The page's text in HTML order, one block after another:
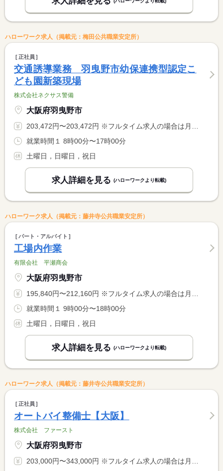
ハローワーク求人（掲載元：梅田公共職業安定所）
正社員
交通誘導業務 羽曳野市幼保連携型認定こ
ども園新築現場
株式会社ネクサス警備
大阪府羽曳野市
203,472円〜203,472円 ※フルタイム求人の場合は月額（換算額）、パート求人の場合は時間額を表示しています。
就業時間１ 8時00分〜17時00分
土曜日，日曜日，祝日
求人詳細を見る (ハローワークより転載)
ハローワーク求人（掲載元：藤井寺公共職業安定所）
パート・アルバイト
工場内作業
有限会社 平瀬商会
大阪府羽曳野市
195,840円〜212,160円 ※フルタイム求人の場合は月額（換算額）、パート求人の場合は時間額を表示しています。
就業時間１ 9時00分〜18時00分
土曜日，日曜日，祝日
求人詳細を見る (ハローワークより転載)
ハローワーク求人（掲載元：藤井寺公共職業安定所）
正社員
オートバイ整備士【大阪】
株式会社 ファースト
大阪府羽曳野市
203,000円〜343,000円 ※フルタイム求人の場合は月額（換算額）、パート求人の場合は時間額を表示しています。